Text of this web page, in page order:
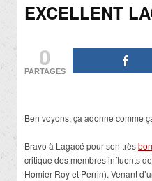
EXCELLENT
0
PARTAGES
Ben voyons, ça adonne comme
Bravo à Lagacé pour son très
critique des membres influents
Homier-Roy et Perrin). Venant